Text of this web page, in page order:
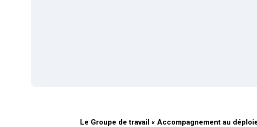
Le Groupe de travail « Accompagnement au